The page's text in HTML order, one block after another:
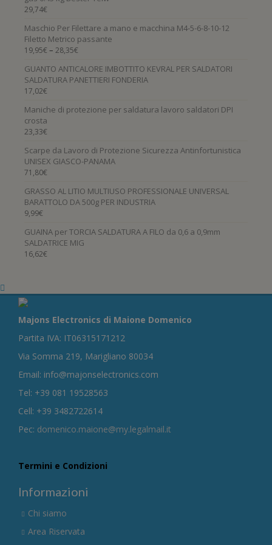
29,74€
Maschio Per Filettare a mano e macchina M4-5-6-8-10-12
Filetto Metrico passante
19,95€ – 28,35€
GUANTO ANTICALORE IMBOTTITO KEVRAL PER SALDATORI
SALDATURA PANETTIERI FONDERIA
17,02€
Maniche di protezione per saldatura lavoro saldatori DPI
crosta
23,33€
Scarpe da Lavoro di Protezione Sicurezza Antinfortunistica
UNISEX GIASCO-PANAMA
71,80€
GRASSO AL LITIO MULTIUSO PROFESSIONALE UNIVERSAL
BARATTOLO DA 500g PER INDUSTRIA
9,99€
GUAINA per TORCIA SALDATURA A FILO da 0,6 a 0,9mm
SALDATRICE MIG
16,62€
Majons Electronics di Maione Domenico
Partita IVA: IT06315171212
Via Somma 219, Marigliano 80034
Email: info@majonselectronics.com
Tel: +39 081 19528563
Cell: +39 3482722614
Pec: domenico.maione@my.legalmail.it
Termini e Condizioni
Informazioni
Chi siamo
Area Riservata